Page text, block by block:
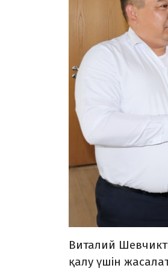
Виталий
қалу үшін